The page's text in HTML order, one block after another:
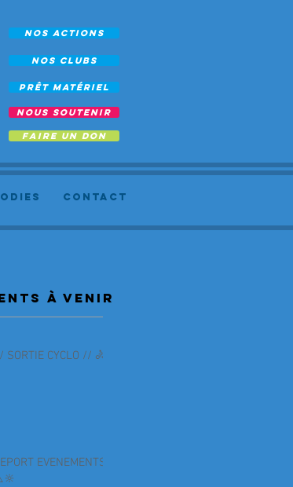
NOUS SOUTENIR
NOS ACTIONS
NOS CLUBS
prêt Matériel
FAIRE UN DON
Contact
à venir
SORTIE CYCLO // 🚴
EVENEMENTS